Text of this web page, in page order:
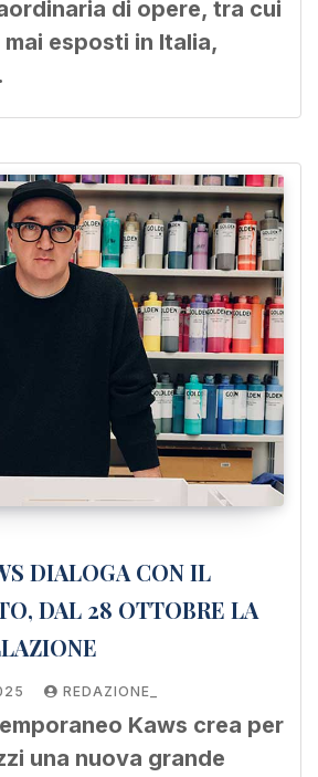
di opere, tra cui
esposti in Italia,
DIALOGA CON IL
DAL 28 OTTOBRE LA
REDAZIONE_
Kaws crea per
una nuova grande